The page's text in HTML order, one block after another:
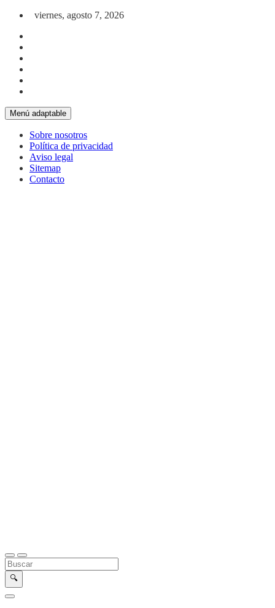
Saltar al contenido
viernes, agosto 7, 2026
Menú adaptable
Sobre nosotros
Política de privacidad
Aviso legal
Sitemap
Contacto
Buscar en la web
Buscar
🔍